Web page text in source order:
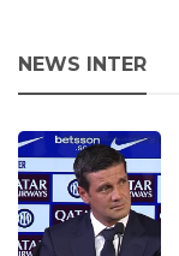
NEWS INTER